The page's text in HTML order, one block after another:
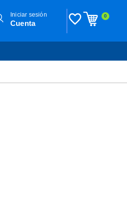
Iniciar sesión
Cuenta
0